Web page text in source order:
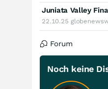
Juniata Valley
22.10.25
Forum
Noch keine